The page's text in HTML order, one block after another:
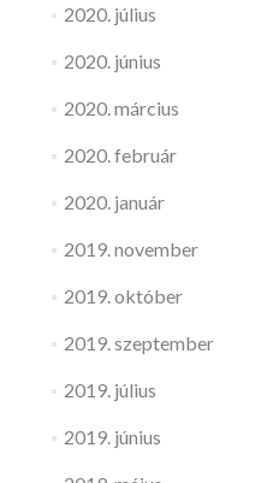
2020. július
2020. június
2020. március
2020. február
2020. január
2019. november
2019. október
2019. szeptember
2019. július
2019. június